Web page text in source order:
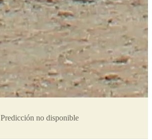
Predicción no disponible